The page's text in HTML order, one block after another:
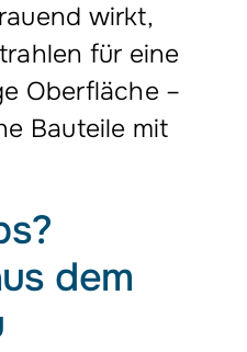
wirkt,
für eine
Oberfläche –
Bauteile mit
dem